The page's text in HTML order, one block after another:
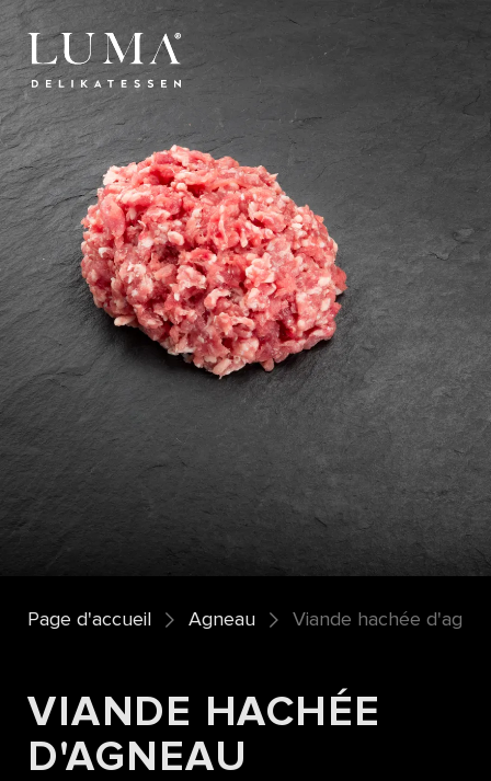
Page d'accueil Agneau Viande hachée
VIANDE HACHÉE
D'AGNEAU